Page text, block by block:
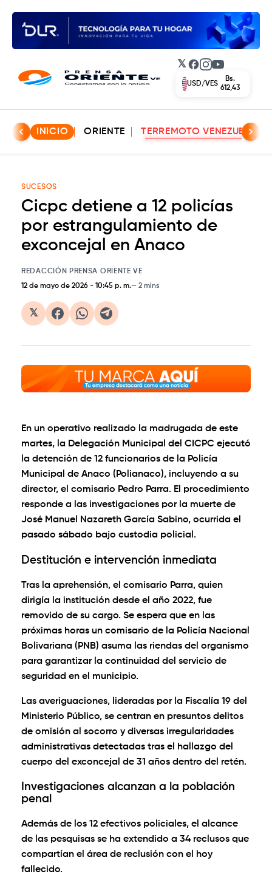
𝕏 Facebook
Instagram
YouTube
INICIO ORIENTE TERREMOTO VENEZUELA
SUCESOS
Cicpc detiene a 12 policías
por estrangulamiento de
exconcejal en Anaco
REDACCIÓN PRENSA ORIENTE VE
12 de mayo de 2026 - 10:45 p. m. 2 mins
𝕏
En un operativo realizado la madrugada de este
martes, la Delegación Municipal del CICPC ejecutó
la detención de 12 funcionarios de la Policía
Municipal de Anaco (Polianaco), incluyendo a su
director, el comisario Pedro Parra. El procedimiento
responde a las investigaciones por la muerte de
José Manuel Nazareth García Sabino, ocurrida el
pasado sábado bajo custodia policial.
Destitución e intervención inmediata
Tras la aprehensión, el comisario Parra, quien
dirigía la institución desde el año 2022, fue
removido de su cargo. Se espera que en las
próximas horas un comisario de la Policía Nacional
Bolivariana (PNB) asuma las riendas del organismo
para garantizar la continuidad del servicio de
seguridad en el municipio.
Las averiguaciones, lideradas por la Fiscalía 19 del
Ministerio Público, se centran en presuntos delitos
de omisión al socorro y diversas irregularidades
administrativas detectadas tras el hallazgo del
cuerpo del exconcejal de 31 años dentro del retén.
Investigaciones alcanzan a la población
penal
Además de los 12 efectivos policiales, el alcance
de las pesquisas se ha extendido a 34 reclusos que
compartían el área de reclusión con el hoy
fallecido.